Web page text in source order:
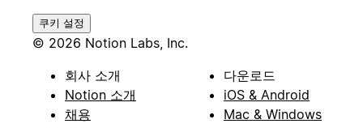
쿠키 설정
© 2026 Notion Labs, Inc.
회사 소개
Notion 소개
채용
다운로드
iOS & Android
Mac & Windows